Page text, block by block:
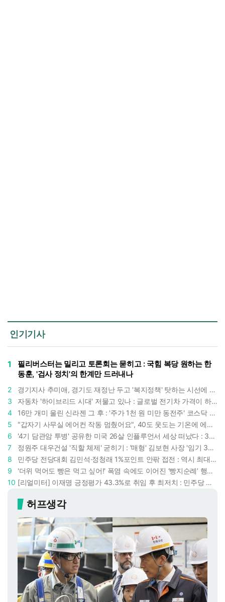
인기기사
1
필리버스터는 밀리고 토론회는 묻히고 : 국힘 복당 원하는 한
동훈, '검사 정치'의 한계만 드러내나
2
경기지사 추미애, 경기도 재정난 두고 '복지정책' 탓하는 시선에 정면 반박 : "고령자와 아이 인구 급증"
3
자동차 '하이브리드 시대' 저물고 있나 : 글로벌 전기차 가격이 하이브리드 차보다 낮아졌다
4
16만 개미 울린 신라젠 그 후 : '주가 1천 원 미만 동전주' 코스닥 38곳 코스피 10곳, 총 48곳 이르렀다
5
"갑자기 사무실 에어컨 작동 멈췄어요", 40도 웃도는 기온에 에어컨도 숨이 찬다
6
'4기 담관암 투병' 공유한 미국 26살 인플루언서 세상 떠났다 : 3년간 보여준 희망과 용기
7
정원주 대우건설 '직할 체제' 굳히기 : '매형' 김보현 사장 '임기 3년' 받고 4개월 만에 물러났다
8
민주당 전당대회 김민석·정청래 1%포인트 안팎 접전 : 역시 최대 승부처는 호남과 수도권
9
'더위 먹어도 빵은 먹고 싶어!' 폭염 속에도 이어진 ‘빵지순례’ 행렬 : 성심당이 대기 손님 위해 준비한 것들
10
[리얼미터] 이재명 긍정평가 43.3%로 취임 후 최저치 : 민주당 지지도보다 대통령 지지율 낮아졌다
허프생각